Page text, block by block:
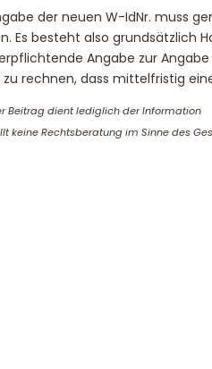
der neuen W-IdNr. muss
Es besteht also grundsätzlich
Angabe zur
rechnen, dass mittelfristig
Beitrag dient lediglich der Information
keine Rechtsberatung im Sinne des